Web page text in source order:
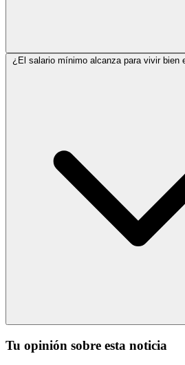
¿El salario mínimo alcanza para vivir bien
Tu opinión sobre esta noticia